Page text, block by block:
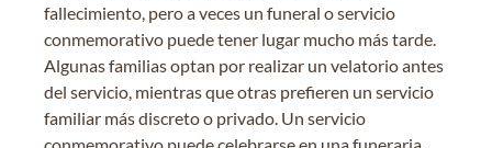
fallecimiento, pero a veces un funeral o servicio
conmemorativo puede tener lugar mucho más tarde.
Algunas familias optan por realizar un velatorio antes
del servicio, mientras que otras prefieren un servicio
familiar más discreto o privado. Un servicio